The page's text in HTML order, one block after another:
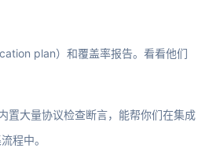
plan）和覆盖率报告。看看他们
大量协议检查断言，能帮你们在集成
程中。